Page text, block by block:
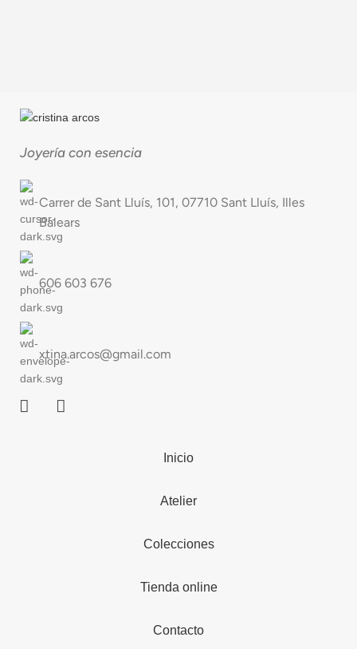
Joyería con esencia
Carrer de Sant Lluís, 101, 07710 Sant Lluís, Illes
Balears
606 603 676
xtina.arcos@gmail.com
Inicio
Atelier
Colecciones
Tienda online
Contacto